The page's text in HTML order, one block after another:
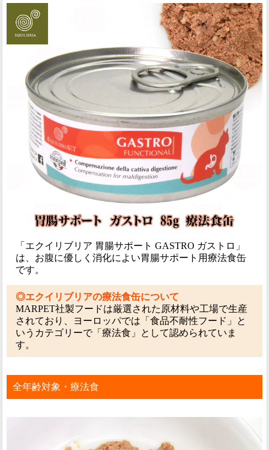
「エクイリブリア 胃腸サポート GASTRO ガストロ」
は、お腹に優しく消化によい胃腸サポート用療法食缶
です。
◎エクイリブリアの療法食缶について
MARPET社製フードは厳選された原材料や工場で生産
されており、ヨーロッパでは「食品不耐性フード」と
いうカテゴリーで「療法食」として認められていま
す。
全年齢対象・療法食